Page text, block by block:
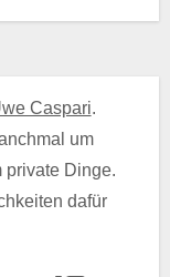
Caspari.
um
private Dinge.
dafür